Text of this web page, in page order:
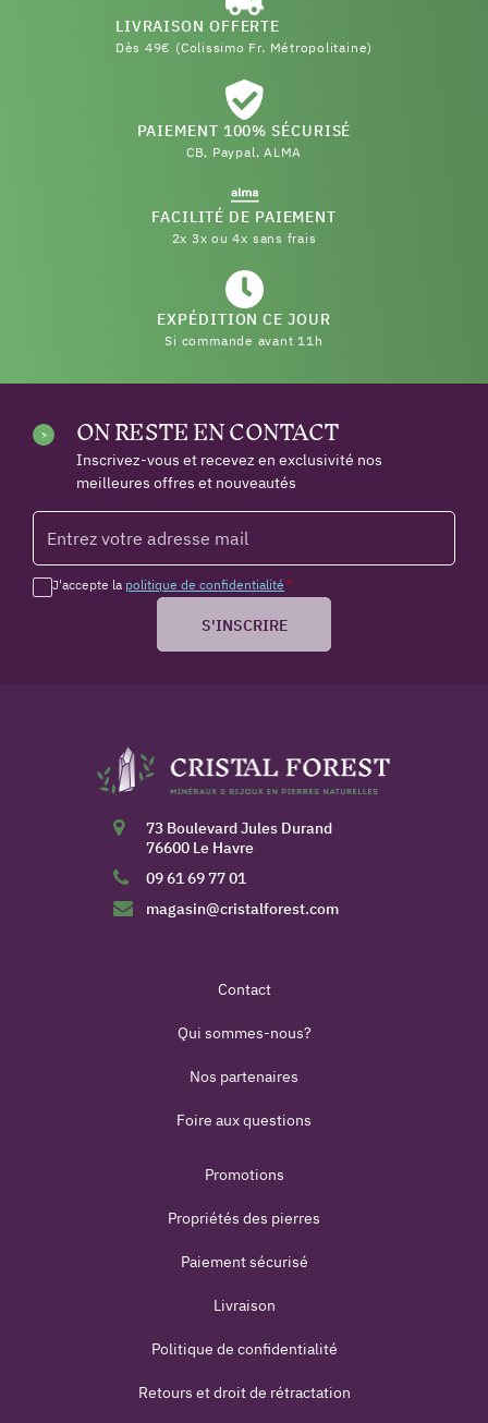
LIVRAISON OFFERTE
Dès 49€ (Colissimo Fr. Métropolitaine)
PAIEMENT 100% SÉCURISÉ
CB, Paypal, ALMA
FACILITÉ DE PAIEMENT
2x 3x ou 4x sans frais
EXPÉDITION CE JOUR
Si commande avant 11h
ON RESTE EN CONTACT
Inscrivez-vous et recevez en exclusivité nos
meilleures offres et nouveautés
J'accepte la politique de confidentialité *
S'INSCRIRE
73 Boulevard Jules Durand
76600 Le Havre
09 61 69 77 01
magasin@cristalforest.com
Contact
Qui sommes-nous?
Nos partenaires
Foire aux questions
Promotions
Propriétés des pierres
Paiement sécurisé
Livraison
Politique de confidentialité
Retours et droit de rétractation